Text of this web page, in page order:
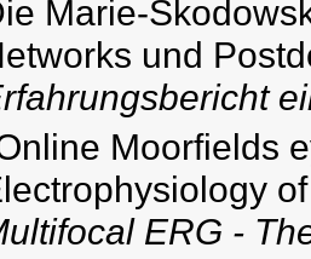
Marie-
und
Moorfields
ERG -